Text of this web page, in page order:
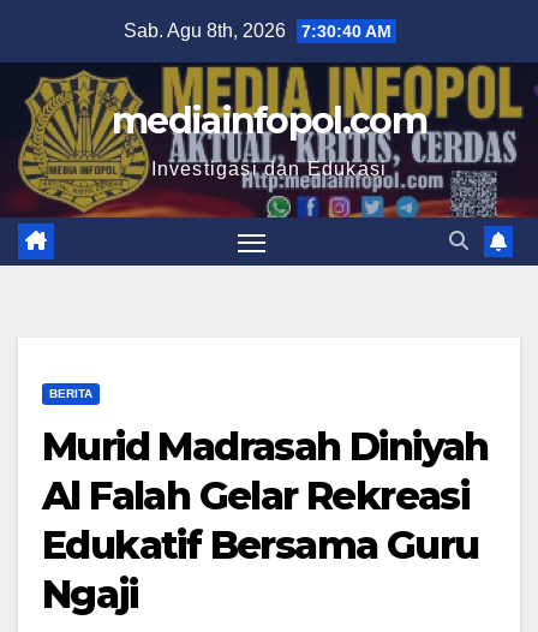
content
Sab. Agu 8th, 2026 7:30:42 AM
mediainfopol.com
Investigasi dan Edukasi
BERITA
Murid Madrasah Diniyah
Al Falah Gelar Rekreasi
Edukatif Bersama Guru
Ngaji